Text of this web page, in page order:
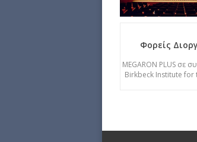
Φορείς
MEGARON PLUS σε
Birkbeck Institute for